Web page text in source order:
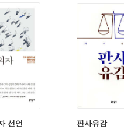
선언 판사유감